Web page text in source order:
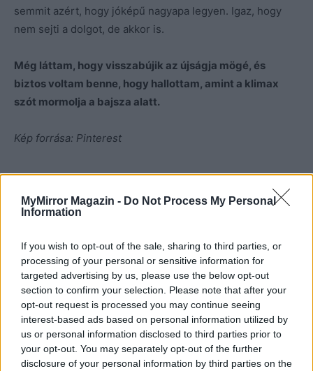
MyMirror Magazin - Do Not Process My Personal
Information
If you wish to opt-out of the sale, sharing to third parties, or
processing of your personal or sensitive information for
targeted advertising by us, please use the below opt-out
section to confirm your selection. Please note that after your
opt-out request is processed you may continue seeing
interest-based ads based on personal information utilized by
us or personal information disclosed to third parties prior to
your opt-out. You may separately opt-out of the further
disclosure of your personal information by third parties on the
semmit azért, hogy jóképű nagyapa legyen. Igaz, hogy
nem sejti a dolgot, de akkor is.
Még láttam, hogy visszabújik az újságja mögé, és
biztos voltam benne, hogy hallottam, amint a klimax
szót mormolja a bajsza alatt.
Kép forrása: Pinterest